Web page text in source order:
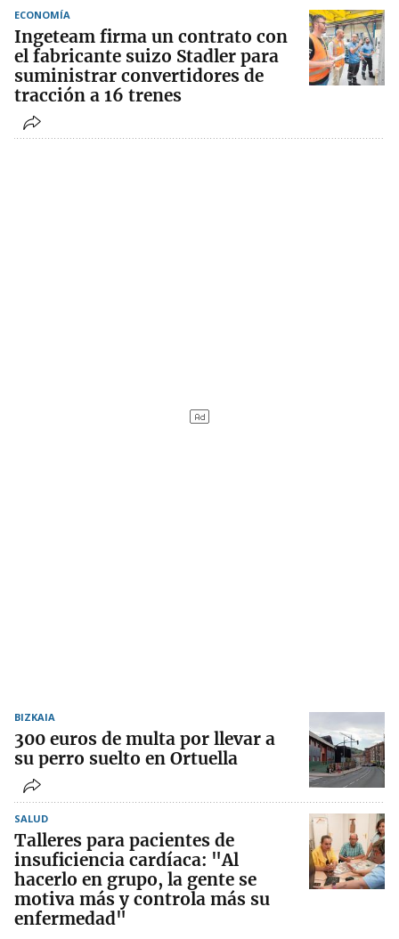
ECONOMÍA
Ingeteam firma un contrato con
el fabricante suizo Stadler para
suministrar convertidores de
tracción a 16 trenes
BIZKAIA
300 euros de multa por llevar a
su perro suelto en Ortuella
SALUD
Talleres para pacientes de
insuficiencia cardíaca: "Al
hacerlo en grupo, la gente se
motiva más y controla más su
enfermedad"